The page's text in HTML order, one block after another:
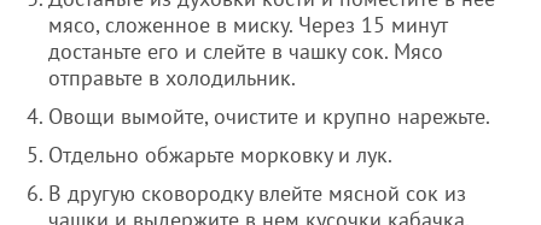
мясо, сложенное в миску. Через 15 минут
достаньте его и слейте в чашку сок. Мясо
отправьте в холодильник.
Овощи вымойте, очистите и крупно нарежьте.
Отдельно обжарьте морковку и лук.
В другую сковородку влейте мясной сок из
чашки и выдержите в нем кусочки кабачка,